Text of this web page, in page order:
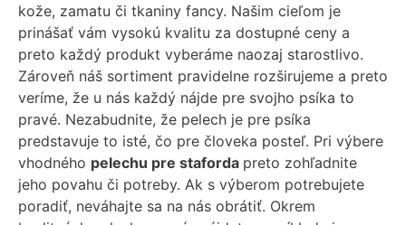
kože, zamatu či tkaniny fancy. Našim cieľom je
prinášať vám vysokú kvalitu za dostupné ceny a
preto každý produkt vyberáme naozaj starostlivo.
Zároveň náš sortiment pravidelne rozširujeme a preto
veríme, že u nás každý nájde pre svojho psíka to
pravé. Nezabudnite, že pelech je pre psíka
predstavuje to isté, čo pre človeka posteľ. Pri výbere
vhodného pelechu pre staforda preto zohľadnite
jeho povahu či potreby. Ak s výberom potrebujete
poradiť, neváhajte sa na nás obrátiť. Okrem